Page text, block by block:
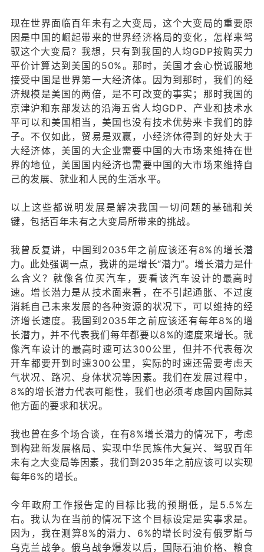
现在世界面临百年未有之大变局，这个大变局的重要原
因是中国的崛起带来的世界经济格局的变化，怎样来驾
驭这个大变局？我想，只有到我国的人均GDP按购买力
平价计算达到美国的50%。那时，美国才会心悦诚服地
接受中国是世界第一大经济体。因为到那时，我们的经
济规模是美国的两倍，是不可改变的事实；那时我国的
京津沪和东部发达的沿海五省人均GDP、产业和技术水
平可以和美国相当，美国也没有技术优势来卡我们的脖
子。不仅如此，贸易是双赢，小经济体得到的好处大于
大经济体，美国的大企业需要中国的大市场来维持在世
界的地位，美国国内经济也需要中国的大市场来维持自
己的发展、就业和人民的生活水平。
以上这些都说明发展是解决我国一切问题的基础和关
键，包括百年未有之大变局所带来的挑战。
我曾反复讲，中国到2035年之前应该还有8%的增长潜
力。此处强调一点，我讲的是增长“潜力”。增长潜力是什
么含义？就像各位买汽车，要看该汽车设计的最高时
速。增长潜力是从技术面来看，在不引起通胀、不过度
消耗自己未来发展的各种资源的状况下，可以维持的经
济增长速度。我国到2035年之前应该还有每年8%的增
长潜力，并不代表我们每年都要以8%的速度来增长。就
像汽车设计的最高时速可达300公里，但并不代表每次
开车都要开到时速300公里，实际的时速还需要考虑天
气状况、路况、身体状况等因素。我们在发展过程中，
8%的增长潜力代表可能性，我们也必须考虑国内国际其
他方面的要求和状况。
我也曾在多个场合谈，在有8%增长潜力的情况下，考虑
到构建新发展格局、实现中华民族伟大复兴、驾驭百年
未有之大变局等因素，我们到2035年之前应该可以实现
每年6%的增长。
今年政府工作报告定的目标比我的预期低，是5.5%左
右。我认为在当前的情况下这个目标设定是实事求是。
因为，我在测算8%的潜力、6%的增长时没有俄罗斯与
乌克兰战争。俄乌战争爆发以后，国际石油价格、粮食